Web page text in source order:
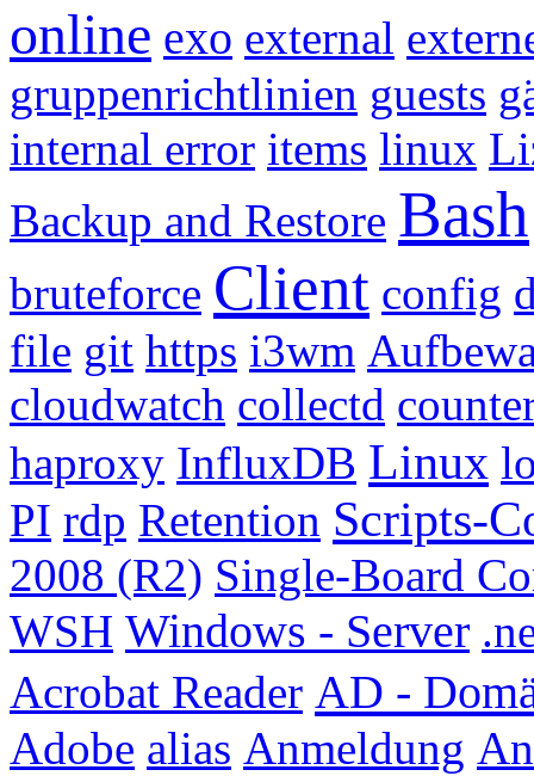
online exo external
gruppenrichtlinien guests
internal error items linux
Backup and Restore Bash
bruteforce Client config
file git https i3wm
cloudwatch collectd
haproxy InfluxDB Linux
PI rdp Retention Scripts-
2008 (R2) Single-Board
WSH Windows - Server
Acrobat Reader AD -
Adobe alias Anmeldung